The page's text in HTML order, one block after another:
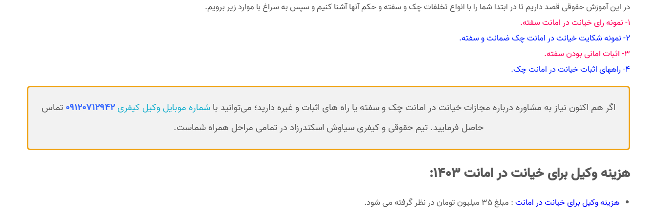
در این آموزش حقوقی قصد داریم تا در ابتدا شما را با انواع تخلفات چک و سفته و حکم آنها آشنا کنیم و سپس به سراغ با موارد زیر برویم.
1- نمونه رای خیانت در امانت سفته.
2- نمونه شکایت خیانت در امانت چک ضمانت و سفته.
3- اثبات امانی بودن سفته.
4- راههای اثبات خیانت در امانت چک.
اگر هم اکنون نیاز به مشاوره درباره مجازات خیانت در امانت چک و سفته یا راه های اثبات و غیره دارید؛ می‌توانید با شماره موبایل وکیل کیفری 09120712942 تماس
حاصل فرمایید. تیم حقوقی و کیفری سیاوش اسکندرزاد در تمامی مراحل همراه شماست.
هزینه وکیل برای خیانت در امانت 1403:
هزینه وکیل برای خیانت در امانت: مبلغ 35 میلیون تومان در نظر گرفته می شود.